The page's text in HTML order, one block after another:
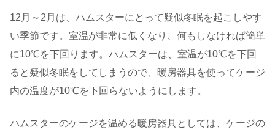
12月～2月は、ハムスターにとって疑似冬眠を起こしやす
い季節です。室温が非常に低くなり、何もしなければ簡単
に10℃を下回ります。ハムスターは、室温が10℃を下回
ると疑似冬眠をしてしまうので、暖房器具を使ってケージ
内の温度が10℃を下回らないようにします。
ハムスターのケージを温める暖房器具としては、ケージの